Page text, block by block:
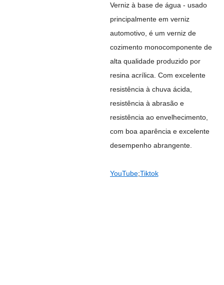
Verniz à base de água - usado
principalmente em verniz
automotivo, é um verniz de
cozimento monocomponente de
alta qualidade produzido por
resina acrílica. Com excelente
resistência à chuva ácida,
resistência à abrasão e
resistência ao envelhecimento,
com boa aparência e excelente
desempenho abrangente.
YouTube;Tiktok